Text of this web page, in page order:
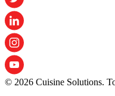
© 2026 Cuisine Solutions.